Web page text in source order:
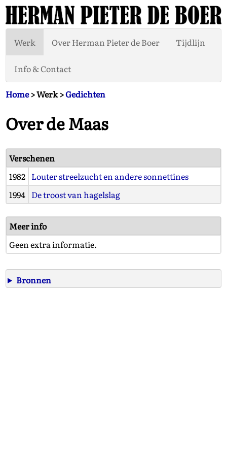
Werk Over Herman Pieter de Boer Tijdlijn
Info & Contact
Home> Werk >Gedichten
Over de Maas
Verschenen
1982 Louter streelzucht en andere sonnettines
1994 De troost van hagelslag
Meer info
Geen extra informatie.
Bronnen